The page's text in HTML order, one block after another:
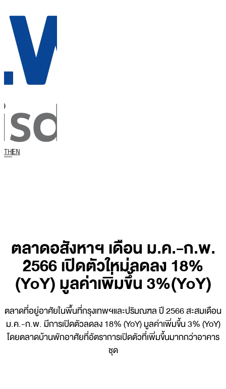
THEN
ตลาดอสังหาฯ เดือน ม.ค.-ก.พ.
2566 เปิดตัวใหม่ลดลง 18%
(YoY) มูลค่าเพิ่มขึ้น 3%(YoY)
ตลาดที่อยู่อาศัยในพื้นที่กรุงเทพฯและปริมณฑล ปี 2566 สะสมเดือน
ม.ค.-ก.พ. มีการเปิดตัวลดลง 18% (YoY) มูลค่าเพิ่มขึ้น 3% (YoY)
โดยตลาดบ้านพักอาศัยที่อัตราการเปิดตัวที่เพิ่มขึ้นมากกว่าอาคาร
ชุด